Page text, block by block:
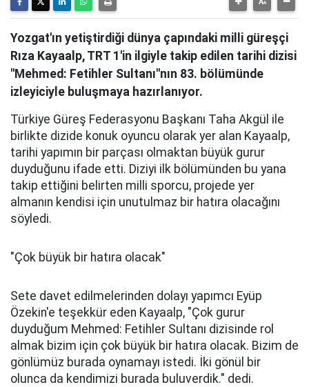
Yozgat'ın yetiştirdiği dünya çapındaki milli güreşçi
Rıza Kayaalp, TRT 1'in ilgiyle takip edilen tarihi dizisi
"Mehmed: Fetihler Sultanı"nın 83. bölümünde
izleyiciyle buluşmaya hazırlanıyor.
Türkiye Güreş Federasyonu Başkanı Taha Akgül ile
birlikte dizide konuk oyuncu olarak yer alan Kayaalp,
tarihi yapımın bir parçası olmaktan büyük gurur
duyduğunu ifade etti. Diziyi ilk bölümünden bu yana
takip ettiğini belirten milli sporcu, projede yer
almanın kendisi için unutulmaz bir hatıra olacağını
söyledi.
"Çok büyük bir hatıra olacak"
Sete davet edilmelerinden dolayı yapımcı Eyüp
Özekin'e teşekkür eden Kayaalp, "Çok gurur
duyduğum Mehmed: Fetihler Sultanı dizisinde rol
almak bizim için çok büyük bir hatıra olacak. Bizim de
gönlümüz burada oynamayı istedi. İki gönül bir
olunca da kendimizi burada buluverdik." dedi.